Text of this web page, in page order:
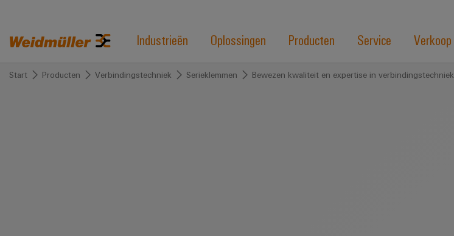
Industrieën Oplossingen Producten Service Verkoop
Start Producten Verbindingstechniek Serieklemmen Bewezen kwaliteit en expertise in verbindingstechniek